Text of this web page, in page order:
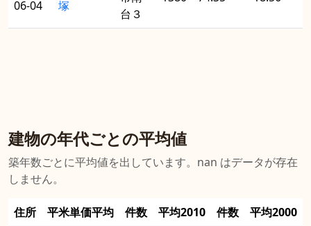
06-04
塚
台３
建物の年代ごとの平均値
築年数ごとに平均値を出しています。nan はデータが存在
しません。
住所 平米単価平均 件数 平均2010 件数 平均2000